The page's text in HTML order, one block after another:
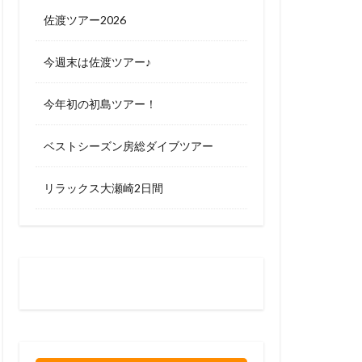
佐渡ツアー2026
今週末は佐渡ツアー♪
今年初の初島ツアー！
ベストシーズン房総ダイブツアー
リラックス大瀬崎2日間